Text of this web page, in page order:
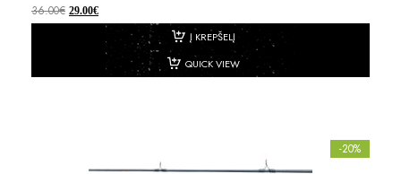
36.00€ 29.00€
Į KREPŠELĮ
QUICK VIEW
-20%